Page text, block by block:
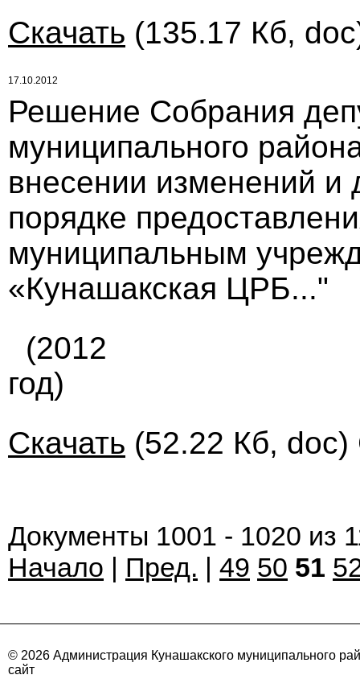
Скачать (135.17 Кб,
17.10.2012
Решение Собрания
муниципального
внесении изменений
порядке
муниципальным
«Кунашакская ЦРБ..."
(2012
год)
Скачать (52.22 Кб, doc)
Документы 1001 - 1020 из
Начало | Пред. | 49 50 51
© 2026 Администрация Кунашакского муниципального
сайт